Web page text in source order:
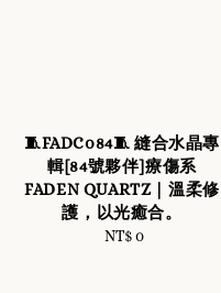
🧵FADC084🧵 縫合水晶專
輯[84號夥伴]療傷系
FADEN QUARTZ｜溫柔修
護，以光癒合。
Regular
NT$ 0